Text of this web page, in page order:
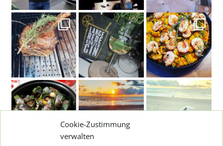
Cookie-Zustimmung
verwalten